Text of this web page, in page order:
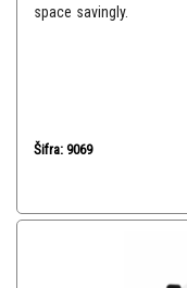
space savingly.
Šifra: 9069